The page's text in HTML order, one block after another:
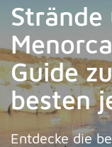
Strände
Guide
besten
Entdecke die
Hallo, ich bin
Wie kann ich